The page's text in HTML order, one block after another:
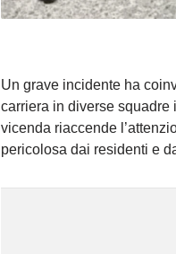
Un grave incidente ha
carriera in diverse squadre
vicenda riaccende
pericolosa dai residenti e